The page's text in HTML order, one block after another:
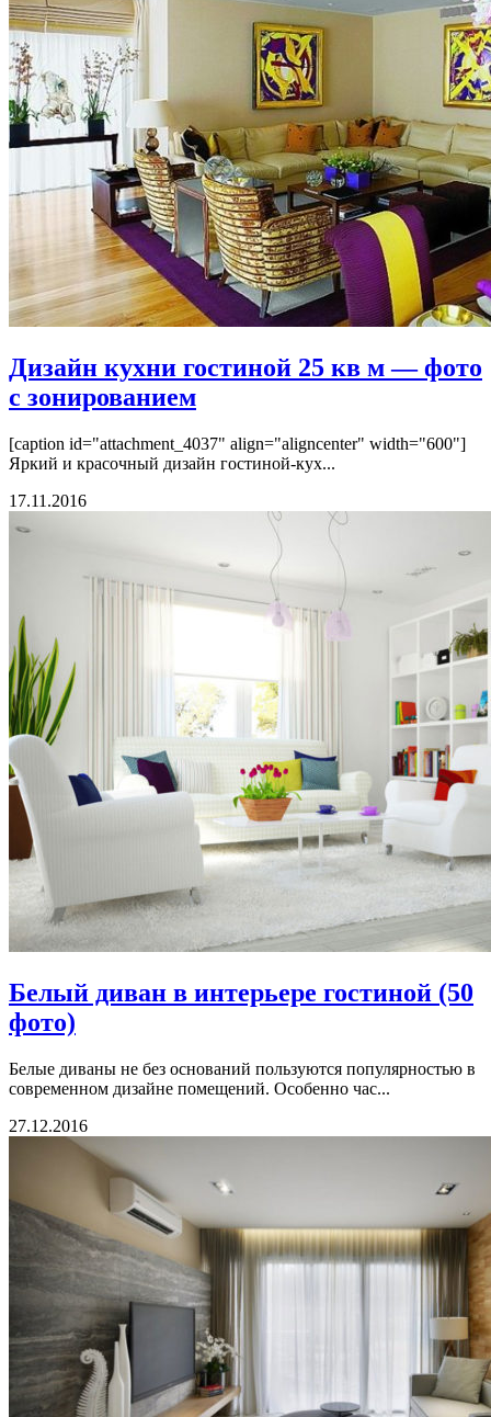
Дизайн кухни гостиной 25 кв м — фото
с зонированием
[caption id="attachment_4037" align="aligncenter" width="600"]
Яркий и красочный дизайн гостиной-кух...
17.11.2016
Белый диван в интерьере гостиной (50
фото)
Белые диваны не без оснований пользуются популярностью в
современном дизайне помещений. Особенно час...
27.12.2016